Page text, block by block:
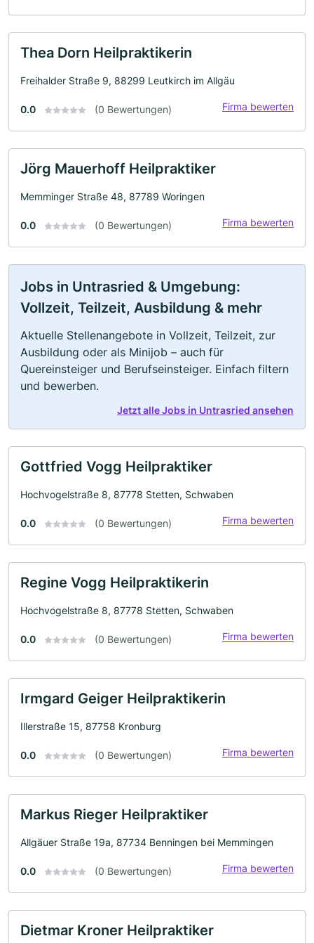
Thea Dorn Heilpraktikerin
Freihalder Straße 9, 88299 Leutkirch im Allgäu
0.0 (0 Bewertungen) Firma bewerten
Jörg Mauerhoff Heilpraktiker
Memminger Straße 48, 87789 Woringen
0.0 (0 Bewertungen) Firma bewerten
Jobs in Untrasried & Umgebung:
Vollzeit, Teilzeit, Ausbildung & mehr
Aktuelle Stellenangebote in Vollzeit, Teilzeit, zur
Ausbildung oder als Minijob – auch für
Quereinsteiger und Berufseinsteiger. Einfach filtern
und bewerben.
Jetzt alle Jobs in Untrasried ansehen
Gottfried Vogg Heilpraktiker
Hochvogelstraße 8, 87778 Stetten, Schwaben
0.0 (0 Bewertungen) Firma bewerten
Regine Vogg Heilpraktikerin
Hochvogelstraße 8, 87778 Stetten, Schwaben
0.0 (0 Bewertungen) Firma bewerten
Irmgard Geiger Heilpraktikerin
Illerstraße 15, 87758 Kronburg
0.0 (0 Bewertungen) Firma bewerten
Markus Rieger Heilpraktiker
Allgäuer Straße 19a, 87734 Benningen bei Memmingen
0.0 (0 Bewertungen) Firma bewerten
Dietmar Kroner Heilpraktiker